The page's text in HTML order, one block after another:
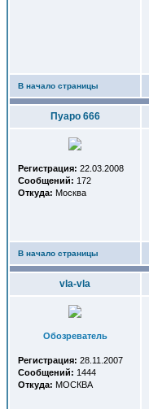
В начало страницы
Пуаро 666
Регистрация: 22.03.2008
Сообщений: 172
Откуда: Москва
В начало страницы
vla-vla
Обозреватель
Регистрация: 28.11.2007
Сообщений: 1444
Откуда: МОСКВА